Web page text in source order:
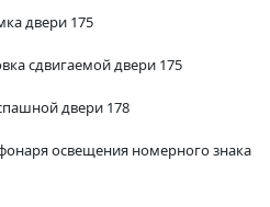
двери 175
сдвигаемой двери 175
двери 178
освещения номерного знака